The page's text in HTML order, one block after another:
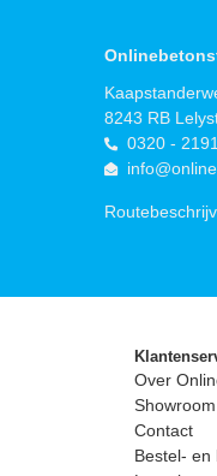
8243 RB
0320 -
Over
Contact
Bestel- en